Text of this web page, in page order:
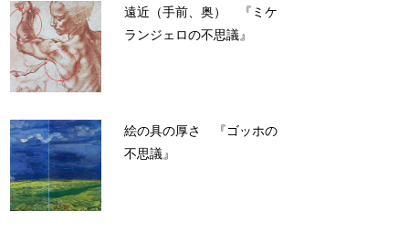
遠近（手前、奥） 『ミケ
ランジェロの不思議』
絵の具の厚さ 『ゴッホの
不思議』